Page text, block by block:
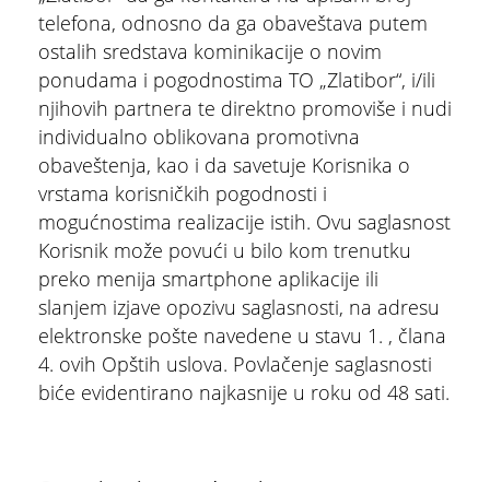
telefona, odnosno da ga obaveštava putem
ostalih sredstava kominikacije o novim
ponudama i pogodnostima TO „Zlatibor“, i/ili
njihovih partnera te direktno promoviše i nudi
individualno oblikovana promotivna
obaveštenja, kao i da savetuje Korisnika o
vrstama korisničkih pogodnosti i
mogućnostima realizacije istih. Ovu saglasnost
Korisnik može povući u bilo kom trenutku
preko menija smartphone aplikacije ili
slanjem izjave opozivu saglasnosti, na adresu
elektronske pošte navedene u stavu 1. , člana
4. ovih Opštih uslova. Povlačenje saglasnosti
biće evidentirano najkasnije u roku od 48 sati.